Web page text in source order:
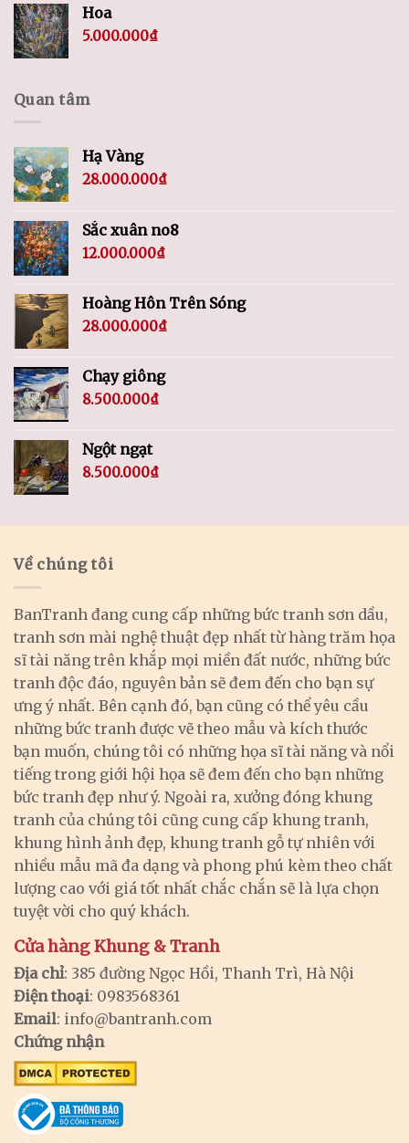
Hoa
5.000.000₫
Quan tâm
Hạ Vàng
28.000.000₫
Sắc xuân no8
12.000.000₫
Hoàng Hôn Trên Sóng
28.000.000₫
Chạy giông
8.500.000₫
Ngột ngạt
8.500.000₫
Về chúng tôi
BanTranh đang cung cấp những bức tranh sơn dầu,
tranh sơn mài nghệ thuật đẹp nhất từ hàng trăm họa
sĩ tài năng trên khắp mọi miền đất nước, những bức
tranh độc đáo, nguyên bản sẽ đem đến cho bạn sự
ưng ý nhất. Bên cạnh đó, bạn cũng có thể yêu cầu
những bức tranh được vẽ theo mẫu và kích thước
bạn muốn, chúng tôi có những họa sĩ tài năng và nổi
tiếng trong giới hội họa sẽ đem đến cho bạn những
bức tranh đẹp như ý. Ngoài ra, xưởng đóng khung
tranh của chúng tôi cũng cung cấp khung tranh,
khung hình ảnh đẹp, khung tranh gỗ tự nhiên với
nhiều mẫu mã đa dạng và phong phú kèm theo chất
lượng cao với giá tốt nhất chắc chắn sẽ là lựa chọn
tuyệt vời cho quý khách.
Cửa hàng Khung & Tranh
Địa chỉ: 385 đường Ngọc Hồi, Thanh Trì, Hà Nội
Điện thoại: 0983568361
Email: info@bantranh.com
Chứng nhận